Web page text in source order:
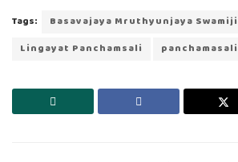
Tags: Basavajaya Mruthyunjaya Swamiji
Lingayat Panchamsali
panchamasali